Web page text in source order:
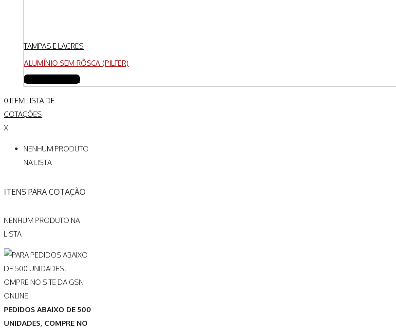
TAMPAS E LACRES
ALUMÍNIO SEM RÔSCA (PILFER)
FAZER COTAÇÃO
0 ITEM LISTA DE
COTAÇÕES
X
NENHUM PRODUTO
NA LISTA
ITENS PARA COTAÇÃO
NENHUM PRODUTO NA
LISTA
PEDIDOS ABAIXO DE 500
UNIDADES, COMPRE NO